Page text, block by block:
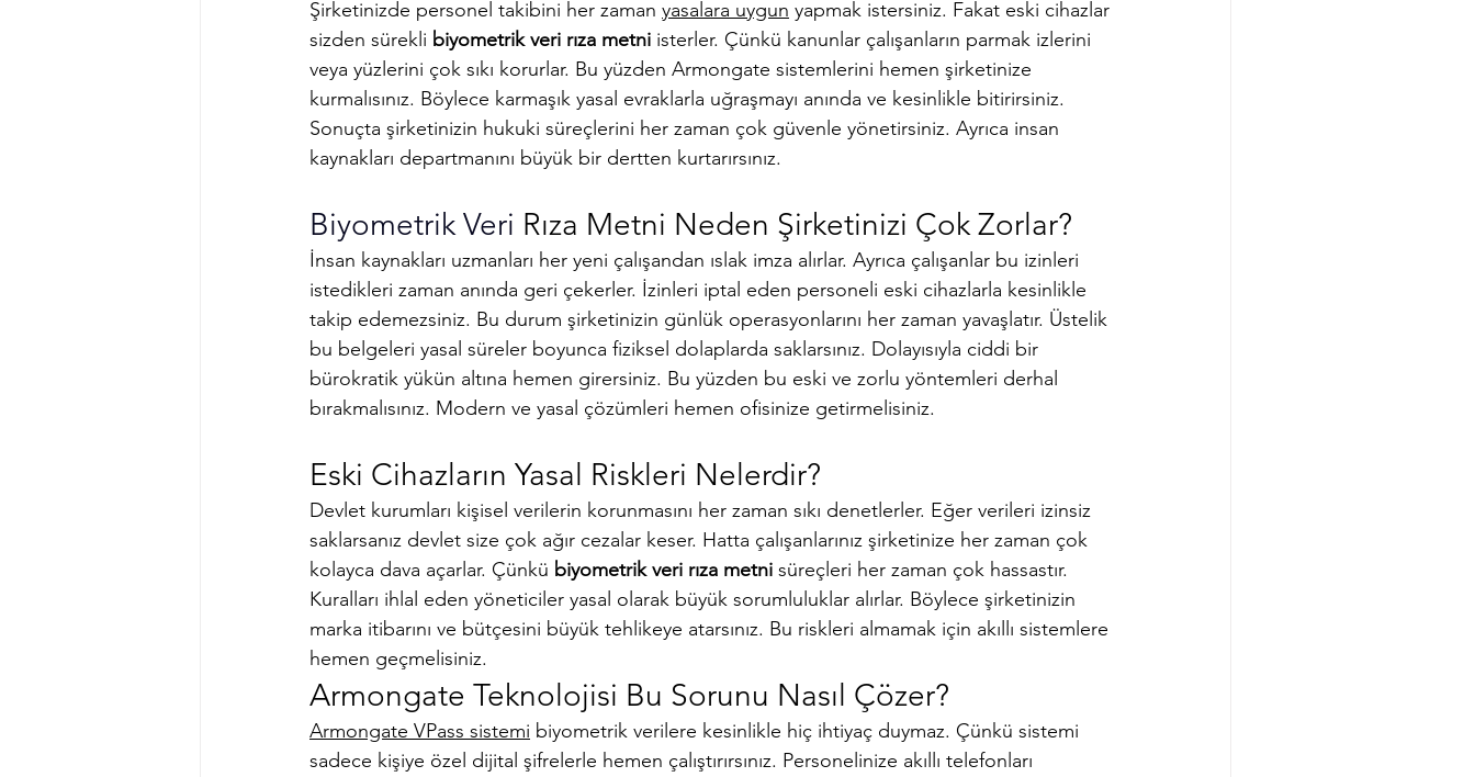
Şirketinizde personel takibini her zaman yasalara uygun yapmak istersiniz. Fakat eski cihazlar
sizden sürekli biyometrik veri rıza metni isterler. Çünkü kanunlar çalışanların parmak izlerini
veya yüzlerini çok sıkı korurlar. Bu yüzden Armongate sistemlerini hemen şirketinize
kurmalısınız. Böylece karmaşık yasal evraklarla uğraşmayı anında ve kesinlikle bitirirsiniz.
Sonuçta şirketinizin hukuki süreçlerini her zaman çok güvenle yönetirsiniz. Ayrıca insan
kaynakları departmanını büyük bir dertten kurtarırsınız.
Biyometrik Veri Rıza Metni Neden Şirketinizi Çok Zorlar?
İnsan kaynakları uzmanları her yeni çalışandan ıslak imza alırlar. Ayrıca çalışanlar bu izinleri
istedikleri zaman anında geri çekerler. İzinleri iptal eden personeli eski cihazlarla kesinlikle
takip edemezsiniz. Bu durum şirketinizin günlük operasyonlarını her zaman yavaşlatır. Üstelik
bu belgeleri yasal süreler boyunca fiziksel dolaplarda saklarsınız. Dolayısıyla ciddi bir
bürokratik yükün altına hemen girersiniz. Bu yüzden bu eski ve zorlu yöntemleri derhal
bırakmalısınız. Modern ve yasal çözümleri hemen ofisinize getirmelisiniz.
Eski Cihazların Yasal Riskleri Nelerdir?
Devlet kurumları kişisel verilerin korunmasını her zaman sıkı denetlerler. Eğer verileri izinsiz
saklarsanız devlet size çok ağır cezalar keser. Hatta çalışanlarınız şirketinize her zaman çok
kolayca dava açarlar. Çünkü biyometrik veri rıza metni süreçleri her zaman çok hassastır.
Kuralları ihlal eden yöneticiler yasal olarak büyük sorumluluklar alırlar. Böylece şirketinizin
marka itibarını ve bütçesini büyük tehlikeye atarsınız. Bu riskleri almamak için akıllı sistemlere
hemen geçmelisiniz.
Armongate Teknolojisi Bu Sorunu Nasıl Çözer?
Armongate VPass sistemi biyometrik verilere kesinlikle hiç ihtiyaç duymaz. Çünkü sistemi
sadece kişiye özel dijital şifrelerle hemen çalıştırırsınız. Personelinize akıllı telefonları